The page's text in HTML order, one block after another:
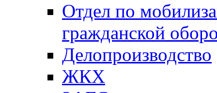
Отдел по
гражданской
Делопроизводство
ЖКХ